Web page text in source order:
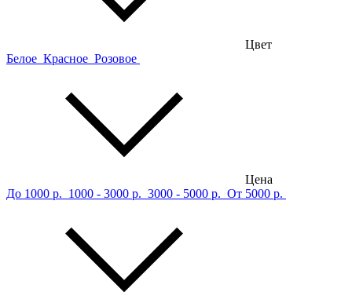
Цвет
Белое Красное Розовое
Цена
До 1000 р. 1000 - 3000 р. 3000 - 5000 р. От 5000 р.